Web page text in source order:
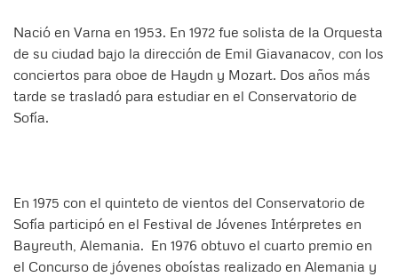
Nació en Varna en 1953. En 1972 fue solista de la Orquesta
de su ciudad bajo la dirección de Emil Giavanacov, con los
conciertos para oboe de Haydn y Mozart. Dos años más
tarde se trasladó para estudiar en el Conservatorio de
Sofía.
En 1975 con el quinteto de vientos del Conservatorio de
Sofía participó en el Festival de Jóvenes Intérpretes en
Bayreuth, Alemania. En 1976 obtuvo el cuarto premio en
el Concurso de jóvenes oboístas realizado en Alemania y